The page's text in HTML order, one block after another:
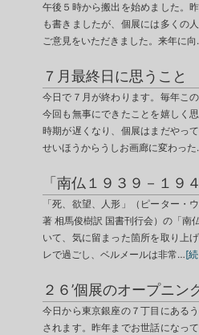
午後５時から搬出を始めました。
も書きましたが、個展には多くの
ご意見をいただきました。来年に
７月最終日に思うこと
今日で７月が終わります。毎年こ
今回も無事にできたことを嬉しく
時期が遅くなり、個展はまだやっ
せいほうからうしお画廊に変わっ
「南仏１９３９－１９
「死、欲望、人形」（ピーター・
著 相馬俊樹訳 国書刊行会）の「南
いて、気に留まった箇所を取り上
レで過ごし、ベルメールは非常…[
２６’個展のオープニン
今日から東京銀座の７丁目にある
されます。昨年までお世話になっ